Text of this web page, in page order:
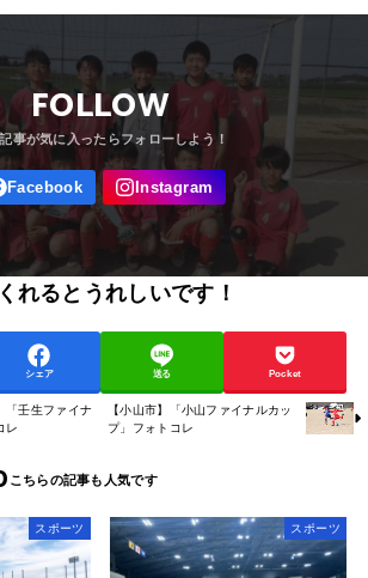
FOLLOW
れるとうれしいです！
シェア 送る Pocket
「壬生ファイナ
レ
【小山市】「小山ファイナルカッ
プ」フォトコレ
スポーツ スポーツ